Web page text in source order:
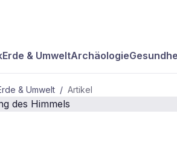
Erde & UmweltArchäologie
& Umwelt / Artikel